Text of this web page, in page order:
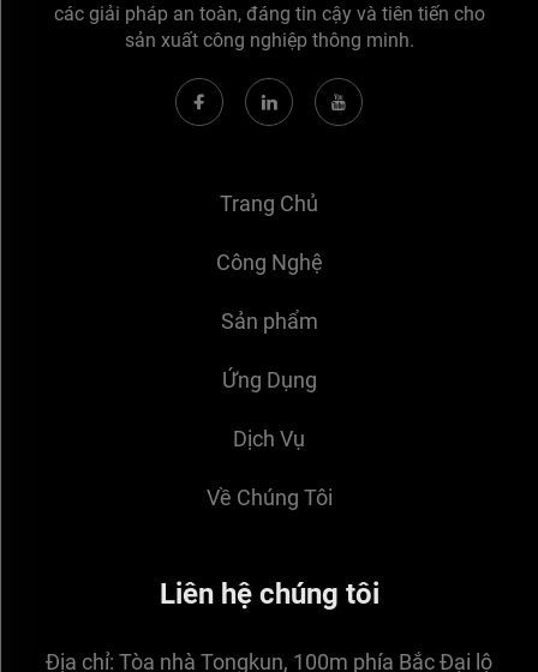
các giải pháp an toàn, đáng tin cậy và tiên tiến cho
sản xuất công nghiệp thông minh.
Trang Chủ
Công Nghệ
Sản phẩm
Ứng Dụng
Dịch Vụ
Về Chúng Tôi
Liên hệ chúng tôi
Địa chỉ: Tòa nhà Tongkun, 100m phía Bắc Đại lộ